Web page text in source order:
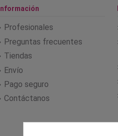
Información
Profesionales
Preguntas frecuentes
Tiendas
Envío
Pago seguro
Contáctanos